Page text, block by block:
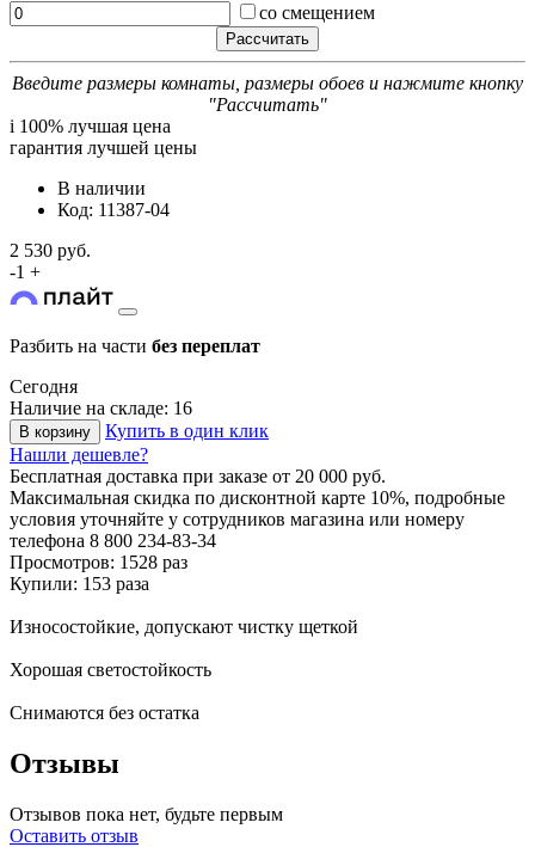
со смещением
Введите размеры комнаты, размеры обоев и нажмите кнопку
"Рассчитать"
i 100% лучшая цена
гарантия лучшей цены
В наличии
Код: 11387-04
2 530 руб.
-1 +
Разбить на части без переплат
Сегодня
Наличие на складе: 16
В корзину
Купить в один клик
Нашли дешевле?
Бесплатная доставка при заказе от 20 000 руб.
Максимальная скидка по дисконтной карте 10%, подробные
условия уточняйте у сотрудников магазина или номеру
телефона 8 800 234-83-34
Просмотров: 1528 раз
Купили: 153 раза
Износостойкие, допускают чистку щеткой
Хорошая светостойкость
Снимаются без остатка
Отзывы
Отзывов пока нет, будьте первым
Оставить отзыв